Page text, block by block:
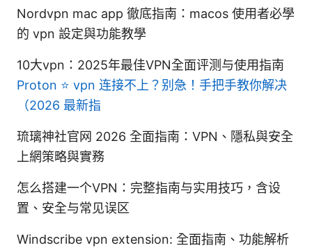
Nordvpn mac app 徹底指南：macos 使用者必學
的 vpn 設定與功能教學
10大vpn：2025年最佳VPN全面评测与使用指南
Proton ⭐ vpn 连接不上？别急！手把手教你解决
（2026 最新指
琉璃神社官网 2026 全面指南：VPN、隱私與安全
上網策略與實務
怎么搭建一个VPN：完整指南与实用技巧，含设
置、安全与常见误区
Windscribe vpn extension: 全面指南、功能解析